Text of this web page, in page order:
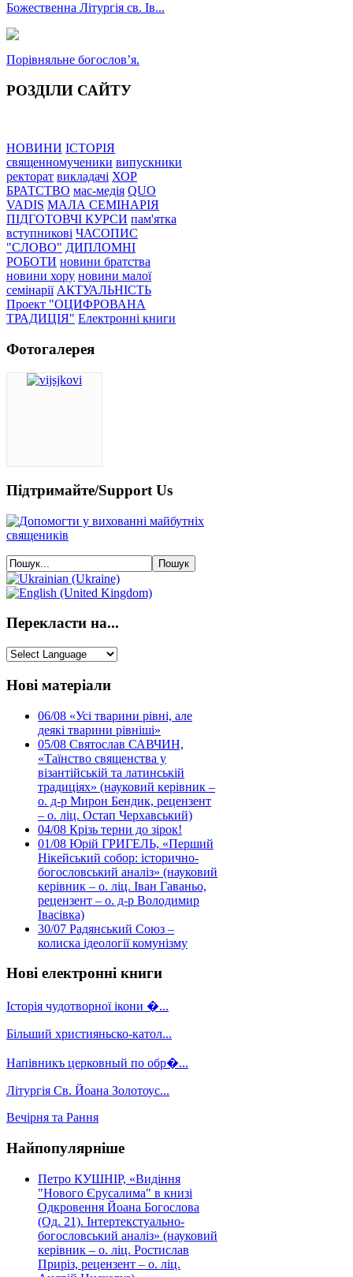
Божественна Літургія св. Ів...
Порівняльне богословʼя.
РОЗДІЛИ САЙТУ
НОВИНИ ІСТОРІЯ
священномученики випускники
ректорат викладачі ХОР
БРАТСТВО мас-медія QUO
VADIS МАЛА СЕМІНАРІЯ
ПІДГОТОВЧІ КУРСИ пам'ятка
вступникові ЧАСОПИС
"СЛОВО" ДИПЛОМНІ
РОБОТИ новини братства
новини хору новини малої
семінарії АКТУАЛЬНІСТЬ
Проект "ОЦИФРОВАНА
ТРАДИЦІЯ" Електронні книги
Фотогалерея
Підтримайте/Support Us
Перекласти на...
Нові матеріали
06/08 «Усі тварини рівні, але
деякі тварини рівніші»
05/08 Святослав САВЧИН,
«Таїнство священства у
візантійській та латинській
традиціях» (науковий керівник –
о. д-р Мирон Бендик, рецензент
– о. ліц. Остап Черхавський)
04/08 Крізь терни до зірок!
01/08 Юрій ГРИГЕЛЬ, «Перший
Нікейський собор: історично-
богословський аналіз» (науковий
керівник – о. ліц. Іван Гаваньо,
рецензент – о. д-р Володимир
Івасівка)
30/07 Радянський Союз –
колиска ідеології комунізму
Нові електронні книги
Історія чудотворної ікони �...
Більший християньско-катол...
Напівникъ церковный по обр�...
Літургія Св. Йоана Золотоус...
Вечірня та Рання
Найпопулярніше
Петро КУШНІР, «Видіння
"Нового Єрусалима" в книзі
Одкровення Йоана Богослова
(Од. 21). Інтертекстуально-
богословський аналіз» (науковий
керівник – о. ліц. Ростислав
Приріз, рецензент – о. ліц.